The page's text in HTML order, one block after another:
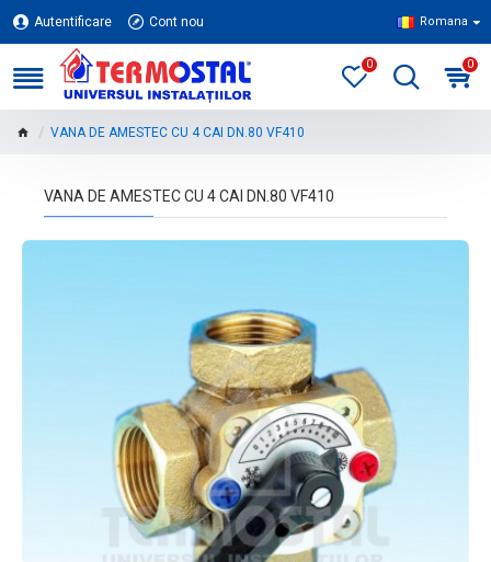
Autentificare Cont nou Romana
0 0
VANA DE AMESTEC CU 4 CAI DN.80 VF410
VANA DE AMESTEC CU 4 CAI DN.80 VF410